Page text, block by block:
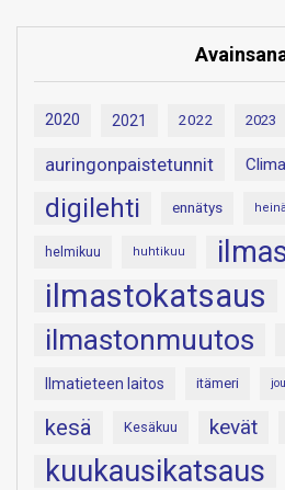
2020 2021 2022 2023
auringonpaistetunnit
digilehti ennätys
helmikuu huhtikuu
ilmastokatsaus
ilmastonmuutos
Ilmatieteen laitos itämeri
kesä Kesäkuu kevät
kuukausikatsaus